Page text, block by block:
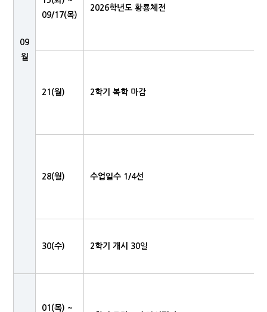
09
월
09/17(목)
2026학년도 황룡체전
21(월) 2학기 복학 마감
28(월) 수업일수 1/4선
30(수) 2학기 개시 30일
01(목) ~